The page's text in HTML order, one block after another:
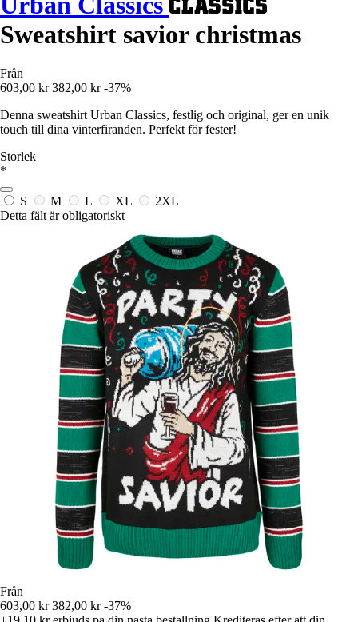
Sweatshirt savior christmas
Från
603,00 kr 382,00 kr -37%
Denna sweatshirt Urban Classics, festlig och original, ger en unik
touch till dina vinterfiranden. Perfekt för fester!
Storlek
*
S M L XL
2XL
Detta fält är obligatoriskt
Från
603,00 kr 382,00 kr -37%